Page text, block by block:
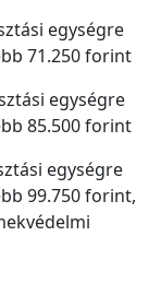
egységre
71.250 forint
egységre
85.500 forint
egységre
99.750 forint,